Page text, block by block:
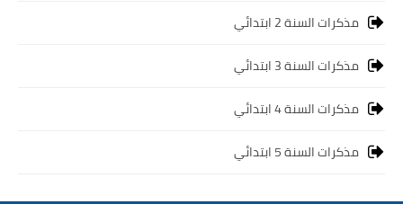
مذكرات السنة 2 ابتدائي
مذكرات السنة 3 ابتدائي
مذكرات السنة 4 ابتدائي
مذكرات السنة 5 ابتدائي